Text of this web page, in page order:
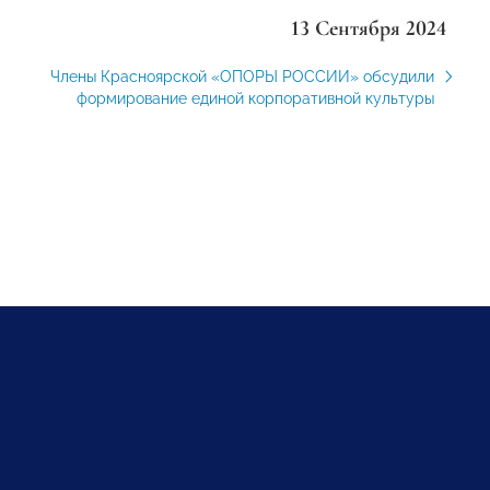
13 Сентября 2024
Члены Красноярской «ОПОРЫ РОССИИ» обсудили
формирование единой корпоративной культуры